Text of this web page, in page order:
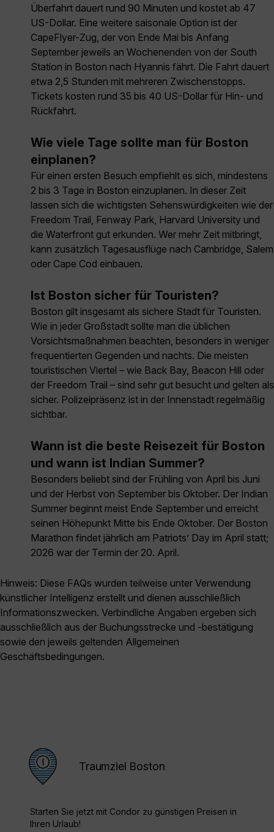
Überfahrt dauert rund 90 Minuten und kostet ab 47
US-Dollar. Eine weitere saisonale Option ist der
CapeFlyer-Zug, der von Ende Mai bis Anfang
September jeweils an Wochenenden von der South
Station in Boston nach Hyannis fährt. Die Fahrt dauert
etwa 2,5 Stunden mit mehreren Zwischenstopps.
Tickets kosten rund 35 bis 40 US-Dollar für Hin- und
Rückfahrt.
Wie viele Tage sollte man für Boston
einplanen?
Für einen ersten Besuch empfiehlt es sich, mindestens
2 bis 3 Tage in Boston einzuplanen. In dieser Zeit
lassen sich die wichtigsten Sehenswürdigkeiten wie der
Freedom Trail, Fenway Park, Harvard University und
die Waterfront gut erkunden. Wer mehr Zeit mitbringt,
kann zusätzlich Tagesausflüge nach Cambridge, Salem
oder Cape Cod einbauen.
Ist Boston sicher für Touristen?
Boston gilt insgesamt als sichere Stadt für Touristen.
Wie in jeder Großstadt sollte man die üblichen
Vorsichtsmaßnahmen beachten, besonders in weniger
frequentierten Gegenden und nachts. Die meisten
touristischen Viertel – wie Back Bay, Beacon Hill oder
der Freedom Trail – sind sehr gut besucht und gelten als
sicher. Polizeipräsenz ist in der Innenstadt regelmäßig
sichtbar.
Wann ist die beste Reisezeit für Boston
und wann ist Indian Summer?
Besonders beliebt sind der Frühling von April bis Juni
und der Herbst von September bis Oktober. Der Indian
Summer beginnt meist Ende September und erreicht
seinen Höhepunkt Mitte bis Ende Oktober. Der Boston
Marathon findet jährlich am Patriots’ Day im April statt;
2026 war der Termin der 20. April.
Hinweis: Diese FAQs wurden teilweise unter Verwendung
künstlicher Intelligenz erstellt und dienen ausschließlich
Informationszwecken. Verbindliche Angaben ergeben sich
ausschließlich aus der Buchungsstrecke und -bestätigung
sowie den jeweils geltenden Allgemeinen
Geschäftsbedingungen.
Traumziel Boston
Starten Sie jetzt mit Condor zu günstigen Preisen in
Ihren Urlaub!